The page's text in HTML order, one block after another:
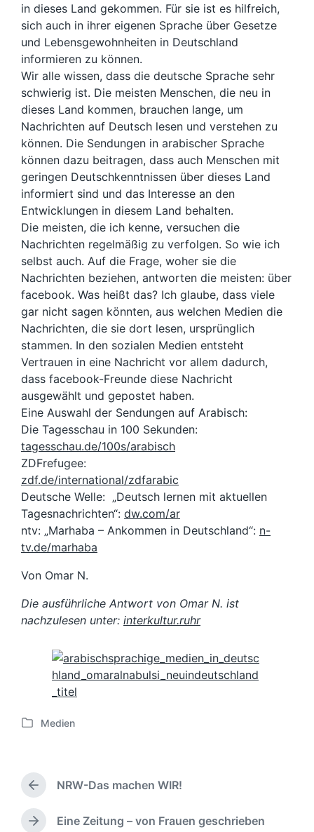
in dieses Land gekommen. Für sie ist es hilfreich,
sich auch in ihrer eigenen Sprache über Gesetze
und Lebensgewohnheiten in Deutschland
informieren zu können.
Wir alle wissen, dass die deutsche Sprache sehr
schwierig ist. Die meisten Menschen, die neu in
dieses Land kommen, brauchen lange, um
Nachrichten auf Deutsch lesen und verstehen zu
können. Die Sendungen in arabischer Sprache
können dazu beitragen, dass auch Menschen mit
geringen Deutschkenntnissen über dieses Land
informiert sind und das Interesse an den
Entwicklungen in diesem Land behalten.
Die meisten, die ich kenne, versuchen die
Nachrichten regelmäßig zu verfolgen. So wie ich
selbst auch. Auf die Frage, woher sie die
Nachrichten beziehen, antworten die meisten: über
facebook. Was heißt das? Ich glaube, dass viele
gar nicht sagen könnten, aus welchen Medien die
Nachrichten, die sie dort lesen, ursprünglich
stammen. In den sozialen Medien entsteht
Vertrauen in eine Nachricht vor allem dadurch,
dass facebook-Freunde diese Nachricht
ausgewählt und gepostet haben.
Eine Auswahl der Sendungen auf Arabisch:
Die Tagesschau in 100 Sekunden:
tagesschau.de/100s/arabisch
ZDFrefugee:
zdf.de/international/zdfarabic
Deutsche Welle: „Deutsch lernen mit aktuellen
Tagesnachrichten“: dw.com/ar
ntv: „Marhaba – Ankommen in Deutschland“: n-
tv.de/marhaba
Von Omar N.
Die ausführliche Antwort von Omar N. ist
nachzulesen unter: interkultur.ruhr
V
ö
f
e
Medien
V
o
r
NRW-Das machen WIR!
N
Eine Zeitung – von Frauen geschrieben